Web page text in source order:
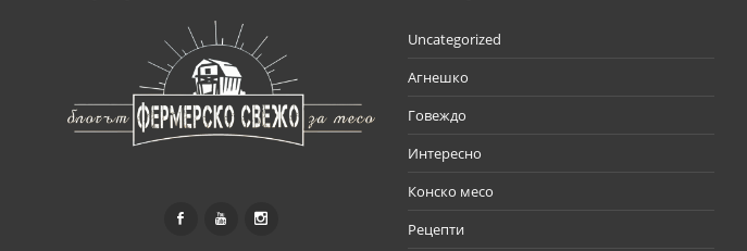
Uncategorized
Агнешко
Говеждо
Интересно
Конско месо
Рецепти